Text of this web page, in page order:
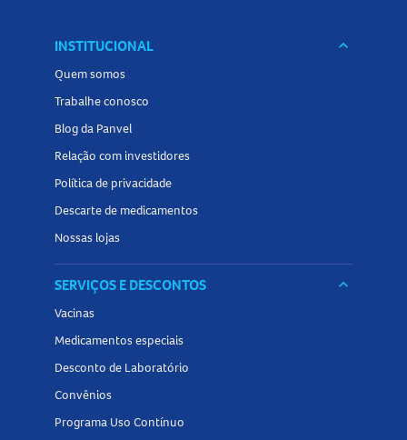
INSTITUCIONAL keyboard_arrow_down
Quem somos
Trabalhe conosco
Blog da Panvel
Relação com investidores
Política de privacidade
Descarte de medicamentos
Nossas lojas
SERVIÇOS E DESCONTOS keyboard_arrow_down
Vacinas
Medicamentos especiais
Desconto de Laboratório
Convênios
Programa Uso Contínuo